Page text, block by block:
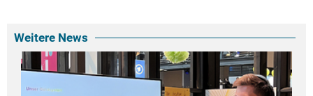
Weitere News